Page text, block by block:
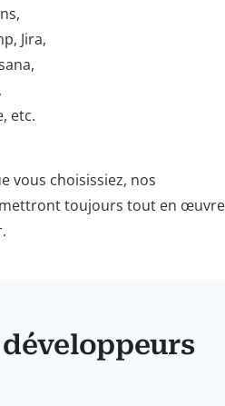
Jira,
etc.
vous choisissiez, nos
mettront toujours tout en œuvre